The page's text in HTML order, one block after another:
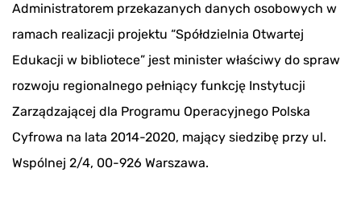
Administratorem przekazanych danych osobowych w
ramach realizacji projektu “Spółdzielnia Otwartej
Edukacji w bibliotece” jest minister właściwy do spraw
rozwoju regionalnego pełniący funkcję Instytucji
Zarządzającej dla Programu Operacyjnego Polska
Cyfrowa na lata 2014-2020, mający siedzibę przy ul.
Wspólnej 2/4, 00-926 Warszawa.